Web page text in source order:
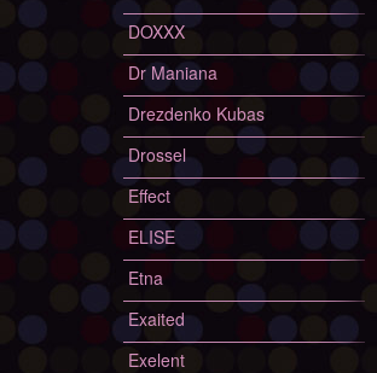
DOXXX
Dr Maniana
Drezdenko Kubas
Drossel
Effect
ELISE
Etna
Exaited
Exelent